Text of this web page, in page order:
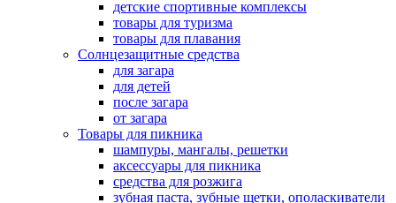
детские спортивные комплексы
товары для туризма
товары для плавания
Солнцезащитные средства
для загара
для детей
после загара
от загара
Товары для пикника
шампуры, мангалы, решетки
аксессуары для пикника
средства для розжига
зубная паста, зубные щетки, ополаскиватели